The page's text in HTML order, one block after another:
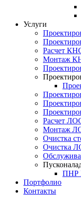
Услуги
Расчет
Монтаж
Расчет
Монтаж
Очистка
Очистка
ПНР
Портфолио
Контакты